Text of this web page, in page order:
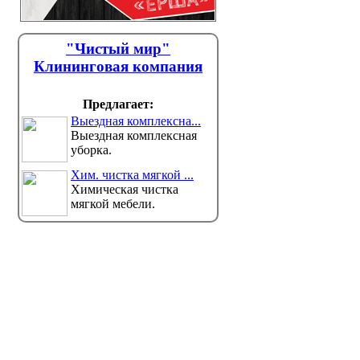
"Чистый мир"
Клининговая компания
Предлагает:
Выездная комплексна...
Выездная комплексная
уборка.
Хим. чистка мягкой ...
Химическая чистка
мягкой мебели.